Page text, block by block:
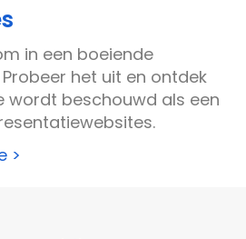
in een boeiende
het uit en ontdek
wordt beschouwd als een
>